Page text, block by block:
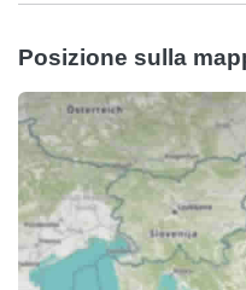
Posizione sulla